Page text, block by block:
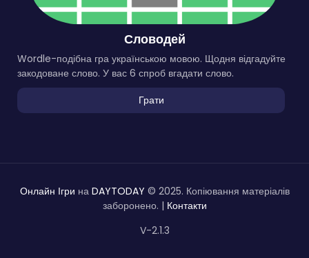
Словодей
Wordle-подібна гра українською мовою. Щодня відгадуйте
закодоване слово. У вас 6 спроб вгадати слово.
Грати
Онлайн Ігри на DAYTODAY © 2025. Копіювання матеріалів
заборонено. | Контакти
V-2.1.3